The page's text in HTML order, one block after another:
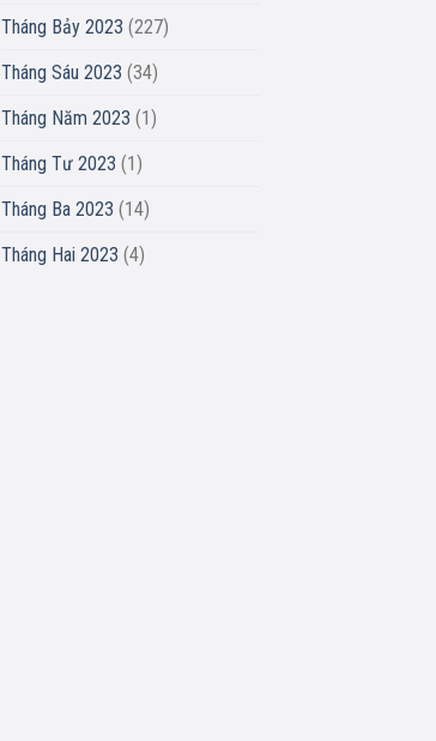
Tháng Bảy 2023 (227)
Tháng Sáu 2023 (34)
Tháng Năm 2023 (1)
Tháng Tư 2023 (1)
Tháng Ba 2023 (14)
Tháng Hai 2023 (4)